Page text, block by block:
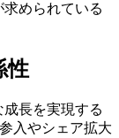
められている
性
長を実現する
入やシェア拡大